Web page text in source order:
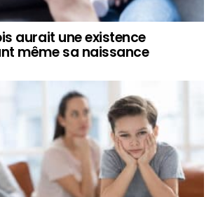
aurait une existence
même sa naissance